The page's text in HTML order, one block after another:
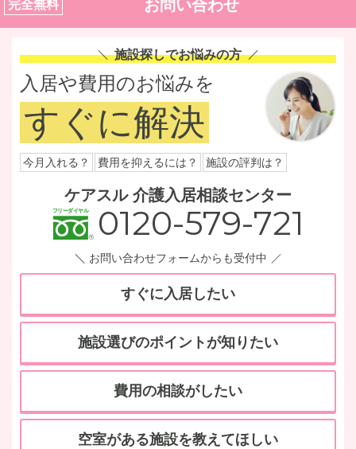
完全無料 お問い合わせ
施設探しでお悩みの方
入居や費用のお悩みを
すぐに解決
今月入れる？ 費用を抑えるには？ 施設の評判は？
ケアスル 介護入居相談センター
0120-579-721
お問い合わせフォームからも受付中
すぐに入居したい
施設選びのポイントが知りたい
費用の相談がしたい
空室がある施設を教えてほしい